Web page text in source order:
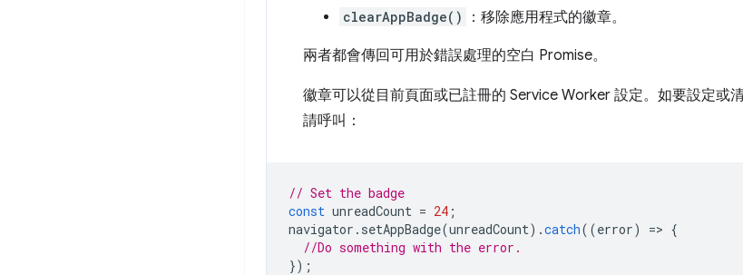
clearAppBadge() ：移除應用程式的徽章。
兩者都會傳回可用於錯誤處理的空白 Promise。
徽章可以從目前頁面或已註冊的 Service Worker 設定。如要設定或
請呼叫：
// Set the badge
const unreadCount = 24 ;
navigator . setAppBadge(unreadCount).catch((error) => {
//Do something with the error.
});